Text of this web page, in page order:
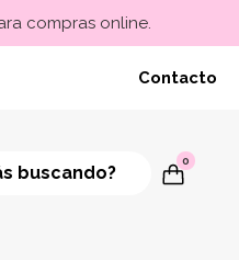
compras online.
Contacto
0